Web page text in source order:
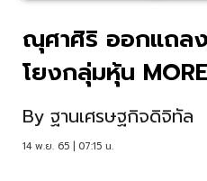
ณุศาศิริ ออกแถล
โยงกลุ่มหุ้น MORE
By ฐานเศรษฐกิจดิจิทัล
14 พ.ย. 65 | 07:15 น.